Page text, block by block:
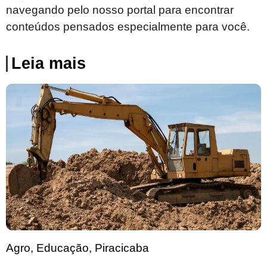
navegando pelo nosso portal para encontrar
conteúdos pensados especialmente para você.
Leia mais
Agro, Educação, Piracicaba